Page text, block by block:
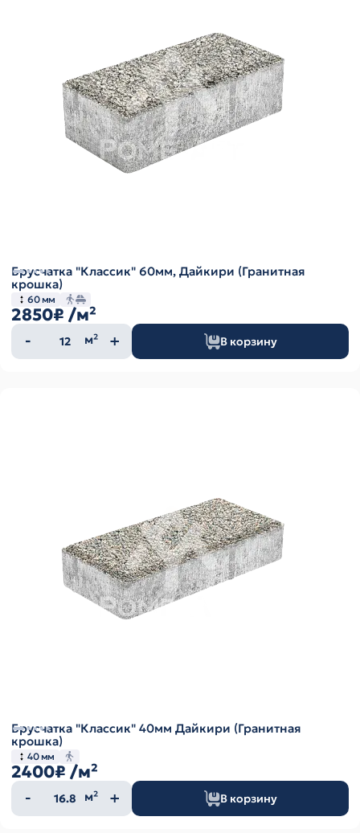
Брусчатка "Классик" 60мм, Дайкири (Гранитная
крошка)
60 мм
2850₽ /м²
Количество
товара
м² В корзину
Брусчатка "Классик" 40мм Дайкири (Гранитная
крошка)
40 мм
2400₽ /м²
Количество
товара
м² В корзину